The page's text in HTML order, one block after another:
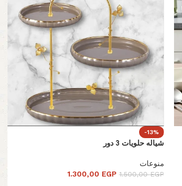
-13%
شياله حلويات 3 دور
منوعات
1.500,00EGP
1.300,00 EGP